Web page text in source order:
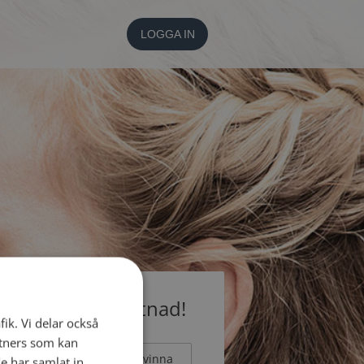
LOGGA IN
utan kostnad!
Man Kvinna
Vi delar också
som kan